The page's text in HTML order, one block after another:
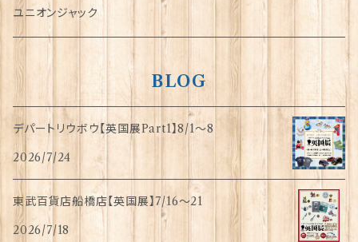
指貫(シンブル)
ユニオンジャック
BLOG
デパートリウボウ【英国展Part1】8/1〜8
2026/7/24
東武百貨店船橋店【英国展】7/16～21
2026/7/18